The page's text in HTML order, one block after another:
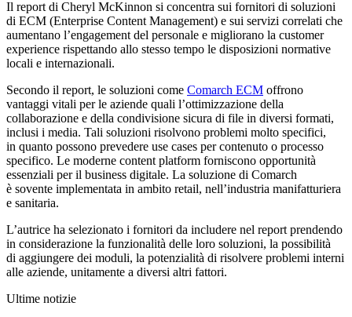
Il report di Cheryl McKinnon si concentra sui fornitori di soluzioni
di ECM (Enterprise Content Management) e sui servizi correlati che
aumentano l’engagement del personale e migliorano la customer
experience rispettando allo stesso tempo le disposizioni normative
locali e internazionali.
Secondo il report, le soluzioni come Comarch ECM offrono
vantaggi vitali per le aziende quali l’ottimizzazione della
collaborazione e della condivisione sicura di file in diversi formati,
inclusi i media. Tali soluzioni risolvono problemi molto specifici,
in quanto possono prevedere use cases per contenuto o processo
specifico. Le moderne content platform forniscono opportunità
essenziali per il business digitale. La soluzione di Comarch
è sovente implementata in ambito retail, nell’industria manifatturiera
e sanitaria.
L’autrice ha selezionato i fornitori da includere nel report prendendo
in considerazione la funzionalità delle loro soluzioni, la possibilità
di aggiungere dei moduli, la potenzialità di risolvere problemi interni
alle aziende, unitamente a diversi altri fattori.
Ultime notizie